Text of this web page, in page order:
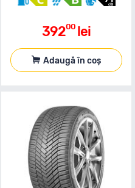
39200 lei
Adaugă în coș